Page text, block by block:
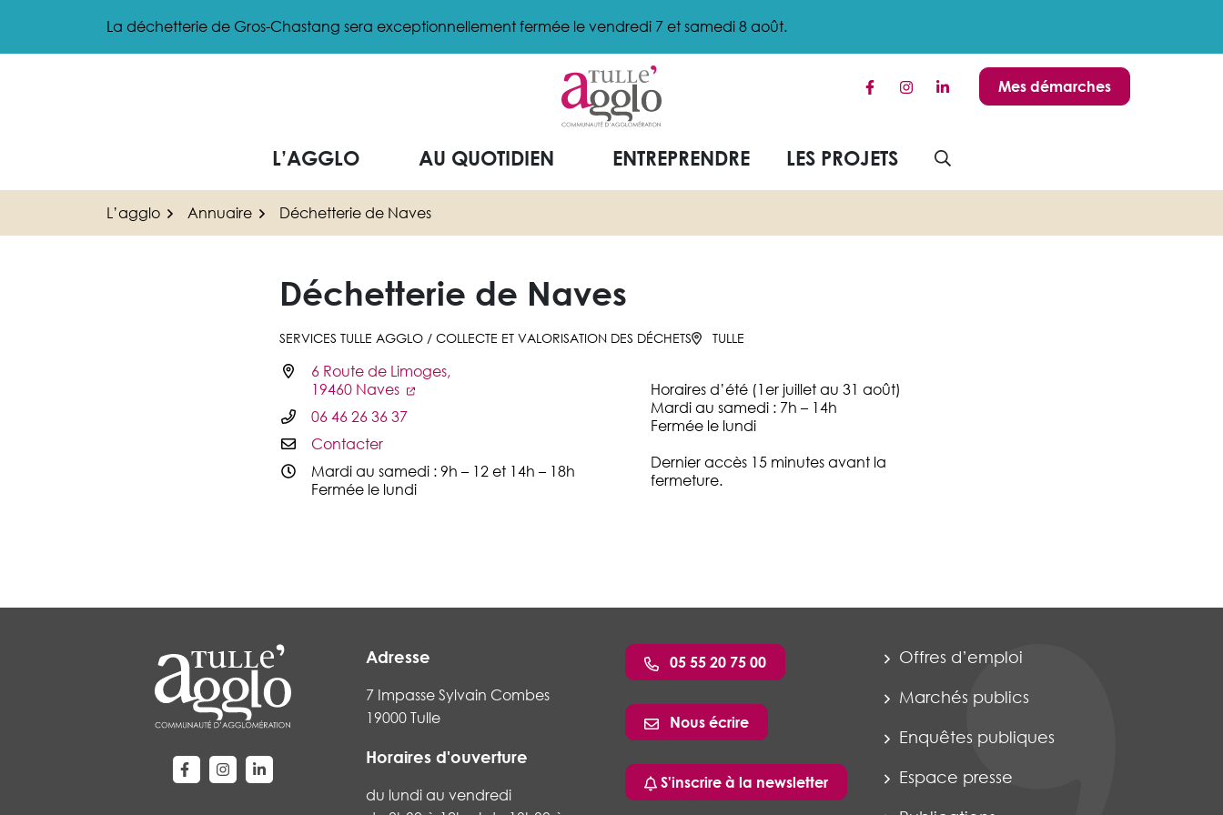
contenu
La déchetterie de Gros-Chastang sera exceptionnellement fermée le vendredi 7 et samedi 8 août.
Lien vers le compte Facebook
Lien vers le compte Instagram
Lien vers le compte Linkedin
Mes démarches
L’AGGLO AU QUOTIDIEN ENTREPRENDRE LES PROJETS AFFICHER LA RECHERCHE
L’agglo Annuaire Déchetterie de Naves
Déchetterie de Naves
SERVICES TULLE AGGLO / COLLECTE ET VALORISATION DES DÉCHETS TULLE
Infos utiles
6 Route de Limoges,
19460 Naves
06 46 26 36 37
Contacter
Mardi au samedi : 9h – 12 et 14h – 18h
Fermée le lundi
Horaires d’été (1er juillet au 31 août)
Mardi au samedi : 7h – 14h
Fermée le lundi
Dernier accès 15 minutes avant la
fermeture.
Lien vers le compte Facebook
Lien vers le compte Instagram
Lien vers le compte Linkedin
Adresse
7 Impasse Sylvain Combes
19000 Tulle
Horaires d'ouverture
du lundi au vendredi
05 55 20 75 00
Nous écrire
S'inscrire à la newsletter
Offres d’emploi
Marchés publics
Enquêtes publiques
Espace presse